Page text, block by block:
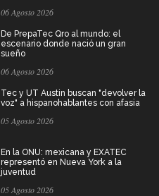
06 Agosto 2026
De PrepaTec Qro al mundo: el
escenario donde nació un gran
sueño
06 Agosto 2026
Tec y UT Austin buscan "devolver la
voz" a hispanohablantes con afasia
05 Agosto 2026
En la ONU: mexicana y EXATEC
representó en Nueva York a la
juventud
05 Agosto 2026